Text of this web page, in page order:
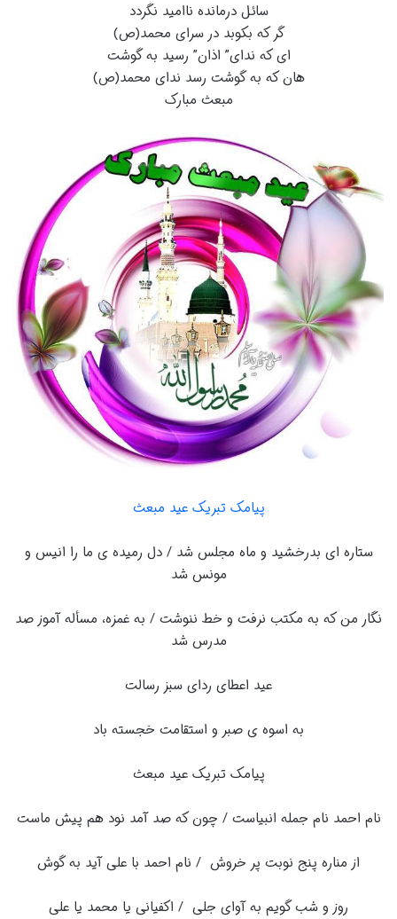
سائل درمانده ناامید نگردد
گر که بکوبد در سرای محمد(ص)
ای که ندای” اذان” رسید به گوشت
هان که به گوشت رسد ندای محمد(ص)
مبعث مبارک
پیامک تبریک عید مبعث
ستاره ای بدرخشید و ماه مجلس شد / دل رمیده ی ما را انیس و
مونس شد
نگار من که به مکتب نرفت و خط ننوشت / به غمزه، مسأله آموز صد
مدرس شد
عید اعطای ردای سبز رسالت
به اسوه ی صبر و استقامت خجسته باد
پیامک تبریک عید مبعث
نام احمد نام جمله انبیاست / چون که صد آمد نود هم پیش ماست
از مناره پنج نوبت پر خروش / نام احمد با علی آید به گوش
روز و شب گویم به آوای جلی / اکفیانی یا محمد یا علی